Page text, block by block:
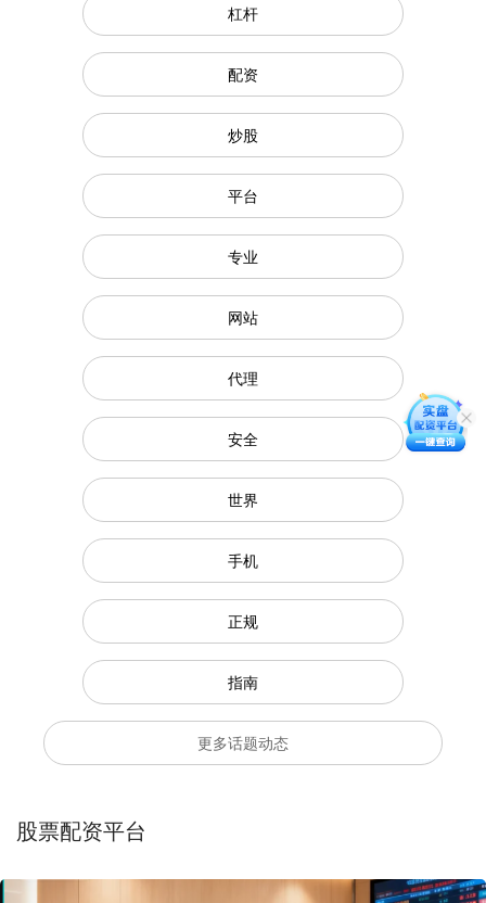
杠杆
配资
炒股
平台
专业
网站
代理
安全
世界
手机
正规
指南
更多话题动态
股票配资平台